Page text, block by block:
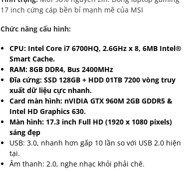
17 inch cứng cáp bền bỉ mạnh mẽ của MSI
Chức năng cấu hình:
CPU: Intel Core i7 6700HQ, 2.6GHz x 8, 6MB Intel®
Smart Cache.
RAM: 8GB DDR4, Bus 2400MHz
Đĩa cứng: SSD 128GB + HDD 01TB 7200 vòng truy
xuất dữ liệu cực nhanh.
Card màn hình: nVIDIA GTX 960M 2GB GDDR5 &
Intel HD Graphics 630.
Màn hình: 17.3 inch Full HD (1920 x 1080 pixels)
sáng đẹp
USB: 3.0, nhanh hơn gấp 10 lần so với USB 2.0 hiện
tại.
Âm thanh: 2.0, nghe nhạc khỏi phải chê.